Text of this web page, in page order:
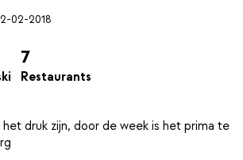
02-2018
7
Restaurants
druk zijn, door de week is het prima te